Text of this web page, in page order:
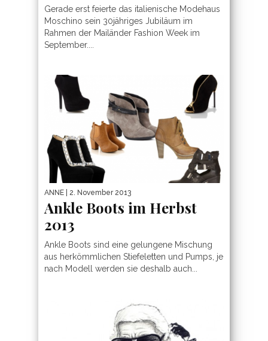
Gerade erst feierte das italienische Modehaus
Moschino sein 30jähriges Jubiläum im
Rahmen der Mailänder Fashion Week im
September....
ANNE | 2. November 2013
Ankle Boots im Herbst
2013
Ankle Boots sind eine gelungene Mischung
aus herkömmlichen Stiefeletten und Pumps, je
nach Modell werden sie deshalb auch...